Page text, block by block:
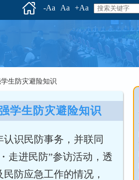
-Aa Aa +Aa
生防灾避险知识
学生防灾避险知识
识民防事务，并联同
走进民防”参访活动，透
防应急工作的情况，